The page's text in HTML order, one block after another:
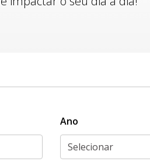
Ano
Selecionar